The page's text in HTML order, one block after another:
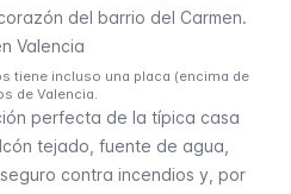
del barrio del Carmen.
tiene incluso una placa (encima de
de Valencia.
perfecta de la típica casa
tejado, fuente de agua,
contra incendios y, por